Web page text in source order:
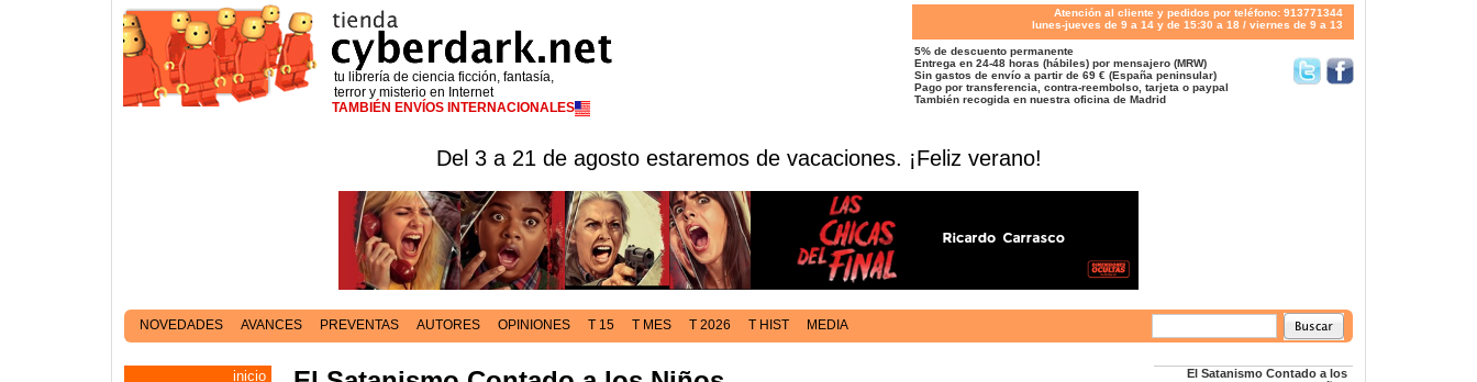
tu librería de ciencia ficción, fantasía,
terror y misterio en Internet
TAMBIÉN ENVÍOS INTERNACIONALES
Atención al cliente y pedidos por teléfono: 913771344
lunes-jueves de 9 a 14 y de 15:30 a 18 / viernes de 9 a 13
5% de descuento permanente
Entrega en 24-48 horas (hábiles) por mensajero (MRW)
Sin gastos de envío a partir de 69 € (España peninsular)
Pago por transferencia, contra-reembolso, tarjeta o paypal
También recogida en nuestra oficina de Madrid
Del 3 a 21 de agosto estaremos de vacaciones. ¡Feliz verano!
NOVEDADES AVANCES PREVENTAS AUTORES OPINIONES T 15 T MES T 2026 T HIST MEDIA
inicio
El Satanismo Contado a los